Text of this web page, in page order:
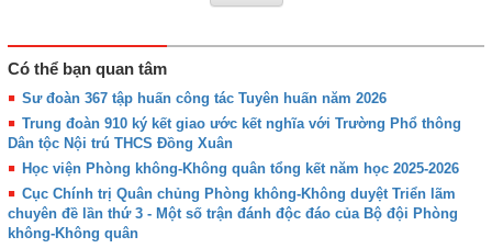
Có thể bạn quan tâm
Sư đoàn 367 tập huấn công tác Tuyên huấn năm 2026
Trung đoàn 910 ký kết giao ước kết nghĩa với Trường Phổ thông
Dân tộc Nội trú THCS Đồng Xuân
Học viện Phòng không-Không quân tổng kết năm học 2025-2026
Cục Chính trị Quân chủng Phòng không-Không duyệt Triển lãm
chuyên đề lần thứ 3 - Một số trận đánh độc đáo của Bộ đội Phòng
không-Không quân